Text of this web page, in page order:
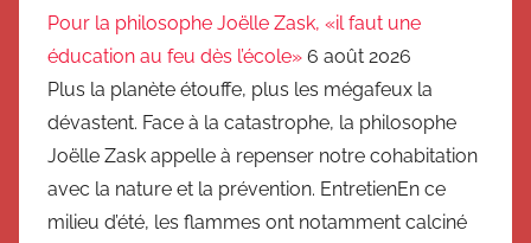
Pour la philosophe Joëlle Zask, «il faut une
éducation au feu dès l’école» 6 août 2026
Plus la planète étouffe, plus les mégafeux la
dévastent. Face à la catastrophe, la philosophe
Joëlle Zask appelle à repenser notre cohabitation
avec la nature et la prévention. EntretienEn ce
milieu d’été, les flammes ont notamment calciné